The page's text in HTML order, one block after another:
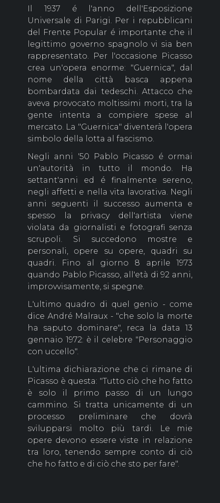
Il 1937 é l'anno dell'Esposizione
Universale di Parigi. Per i repubblicani
del Frente Popular é importante che il
legittimo governo spagnolo vi sia ben
rappresentato. Per l'occasione Picasso
crea un'opera enorme: "Guernica", dal
nome della città basca appena
bombardata dai tedeschi. Attacco che
aveva provocato moltissimi morti, tra la
gente intenta a compiere spese al
mercato. La "Guernica" diventerà l'opera
simbolo della lotta al fascismo.
Negli anni '50 Pablo Picasso é ormai
un'autorità in tutto il mondo. Ha
settant'anni ed é finalmente sereno,
negli affetti e nella vita lavorativa. Negli
anni seguenti il successo aumenta e
spesso la privacy dell'artista viene
violata da giornalisti e fotografi senza
scrupoli. Si succedono mostre e
personali, opere su opere, quadri su
quadri. Fino al giorno 8 aprile 1973
quando Pablo Picasso, all'età di 92 anni,
improvvisamente, si spegne.
L'ultimo quadro di quel genio - come
dice André Malraux - "che solo la morte
ha saputo dominare", reca la data 13
gennaio 1972: è il celebre "Personaggio
con uccello".
L'ultima dichiarazione che ci rimane di
Picasso è questa: "Tutto ciò che ho fatto
è solo il primo passo di un lungo
cammino. Si tratta unicamente di un
processo preliminare che dovrà
svilupparsi molto più tardi. Le mie
opere devono essere viste in relazione
tra loro, tenendo sempre conto di ciò
che ho fatto e di ciò che sto per fare".